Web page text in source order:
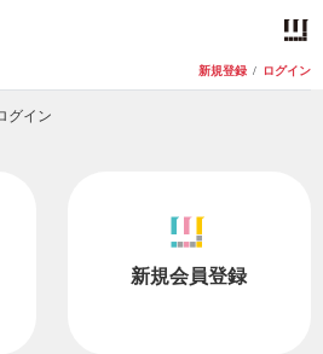
新規登録 / ログイン
グイン
新規会員登録